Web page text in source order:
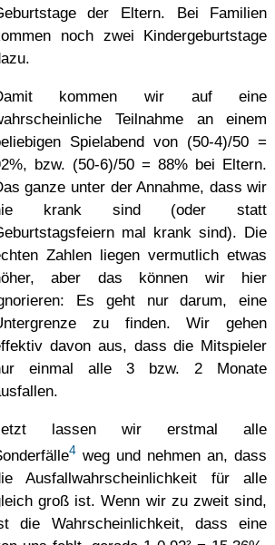
der Eltern. Bei Familien
noch zwei Kindergeburtstage
kommen wir auf eine
Teilnahme an einem
Spielabend von (50-4)/50 =
bzw. (50-6)/50 = 88% bei Eltern.
ganze unter der Annahme, dass wir
krank sind (oder statt
mal krank sind). Die
Zahlen liegen vermutlich etwas
aber das können wir hier
Es geht nur darum, eine
zu finden. Wir gehen
davon aus, dass die Mitspieler
einmal alle 3 bzw. 2 Monate
lassen wir erstmal alle
4weg und nehmen an, dass
Ausfallwahrscheinlichkeit für alle
groß ist. Wenn wir zu zweit sind,
die Wahrscheinlichkeit, dass eine
mist, du
Tage
Tage
neu
neu in